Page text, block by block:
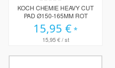
0%
KOCH CHEMIE HEAVY CUT
PAD Ø150-165MM ROT
15,95 €
15,95 €/ st